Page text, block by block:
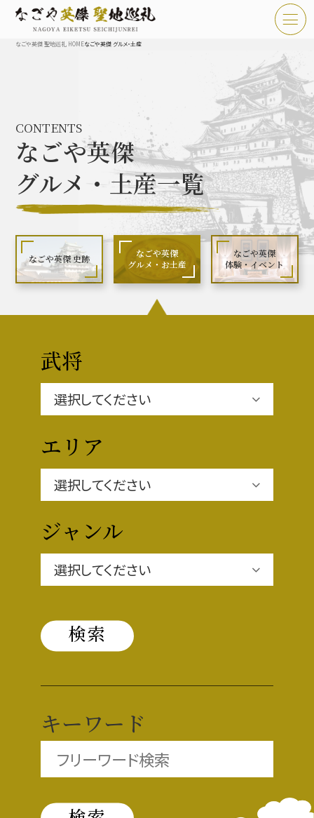
なごや英傑 聖地巡礼とは
なごや英傑 史跡 一覧
なごや英傑 グルメ・土産 一覧
なごや英傑 体験・イベント
豊臣秀長と名古屋の関係
秀長関連 史跡 一覧
秀長グルメ・土産一覧
豊臣秀吉と名古屋の関係
秀吉関連 史跡 一覧
秀吉グルメ・土産 一覧
信長関連 史跡 一覧
信長グルメ・土産一覧
信長攻路
なごや英傑 聖地巡礼 HOMEなごや英傑 グルメ・土産
CONTENTS
なごや英傑
グルメ・土産一覧
なごや英傑 史跡
なごや英傑
グルメ・お土産
なごや英傑
体験・イベント
武将
エリア
ジャンル
キーワード